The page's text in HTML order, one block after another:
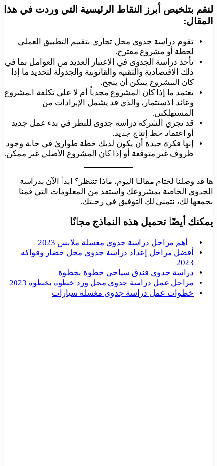
لنقم بتلخيص أبرز النقاط الرئيسية التي وردت في هذا
المقال:
تقوم دراسة جدوى محل تجاري بتقييم التطبيق العملي
لخطة أو مشروع مقترح.
تأخذ دراسة الجدوى في الاعتبار العديد من العوامل بما في
ذلك الاقتصادية والتقنية والقانونية والجدولة لتحديد ما إذا
كان المشروع يمكن أن ينجح.
يعتمد ما إذا كان المشروع مجدياً أم لا على تكلفة المشروع
وعائد الاستثمار، والذي قد يشمل الإيرادات من
المستهلكين.
قد تجري الشركة دراسة جدوى للنظر في بدء عمل جديد
أو اعتماد خط إنتاج جديد.
إنها فكرة جيدة أن يكون لديك خطة طوارئ في حالة وجود
ظروف غير متوقعة أو إذا كان المشروع الأصلي غير ممكن.
ها قد وصلنا لختام مقالنا اليوم، ماذا تنتظر؟ ابدأ الآن بدراسة
الجدوى الخاصة بمشروعك واستفد من المعلومات التي قمنا
بجمعها لك، نتمنى لك التوفيق في رحلتك.
يمكنك أيضًا تحميل هذه النماذج مجانًا
أهم مراحل دراسة جدوى مغسلة ملابس 2023
أفضل مراحل إعداد دراسة جدوى محل خضار وفواكه
2023
دراسة جدوى فندق سياحي خطوة بخطوة
مراحل عمل دراسة جدوى محل ورد خطوة بخطوة 2023
خطوات عمل دراسة جدوى مغسلة سيارات